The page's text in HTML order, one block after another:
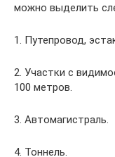
можно выделить
1. Путепровод,
2. Участки с
100 метров.
3. Автомагистраль.
4. Тоннель.